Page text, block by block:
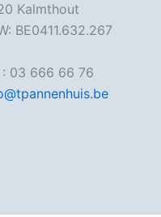
Kalmthout
BE0411.632.267
: 03 666 66 76